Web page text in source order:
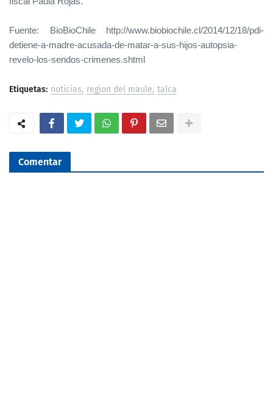
Fuente: BioBioChile http://www.biobiochile.cl/2014/12/18/pdi-
detiene-a-madre-acusada-de-matar-a-sus-hijos-autopsia-
revelo-los-sendos-crimenes.shtml
Etiquetas: noticias region del maule talca
Comentar